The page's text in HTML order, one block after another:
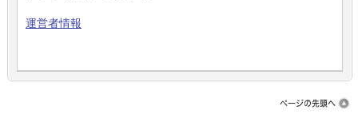
運営者情報